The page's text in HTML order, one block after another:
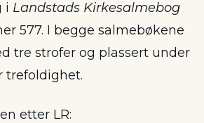
i Landstads Kirkesalmebog
577. I begge salmebøkene
tre strofer og plassert under
trefoldighet.
etter LR: